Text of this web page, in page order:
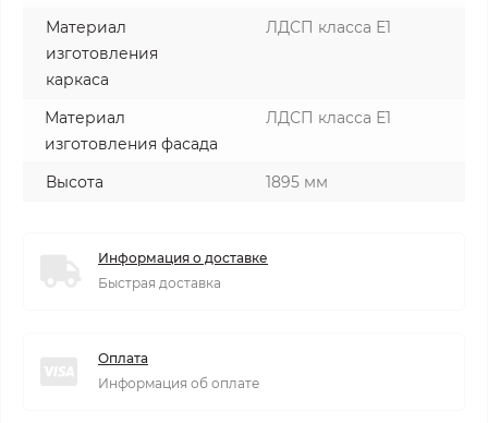
Материал
изготовления
каркаса
ЛДСП класса Е1
Материал
изготовления фасада
ЛДСП класса Е1
Высота 1895 мм
Информация о доставке
Быстрая доставка
Оплата
Информация об оплате